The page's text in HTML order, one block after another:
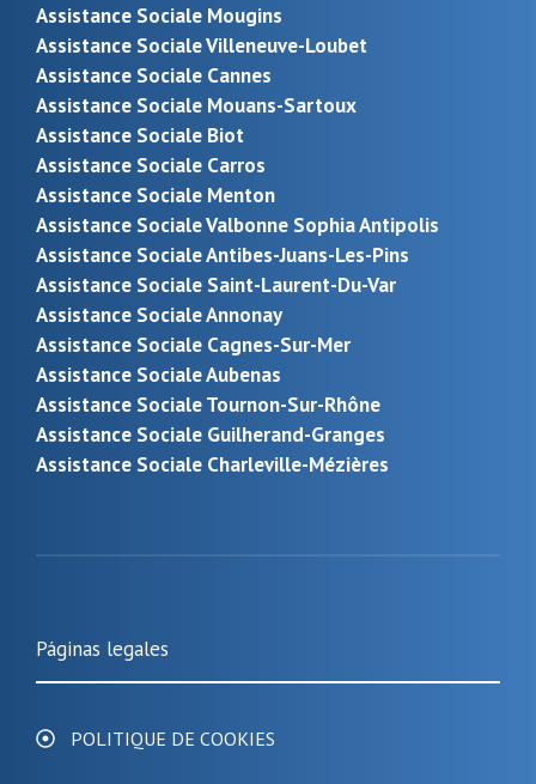
Assistance Sociale Mougins
Assistance Sociale Villeneuve-Loubet
Assistance Sociale Cannes
Assistance Sociale Mouans-Sartoux
Assistance Sociale Biot
Assistance Sociale Carros
Assistance Sociale Menton
Assistance Sociale Valbonne Sophia Antipolis
Assistance Sociale Antibes-Juans-Les-Pins
Assistance Sociale Saint-Laurent-Du-Var
Assistance Sociale Annonay
Assistance Sociale Cagnes-Sur-Mer
Assistance Sociale Aubenas
Assistance Sociale Tournon-Sur-Rhône
Assistance Sociale Guilherand-Granges
Assistance Sociale Charleville-Mézières
Páginas legales
POLITIQUE DE COOKIES